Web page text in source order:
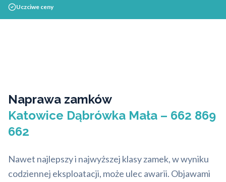
Uczciwe ceny
Naprawa zamków
Katowice Dąbrówka Mała – 662 869
662
Nawet najlepszy i najwyższej klasy zamek, w wyniku
codziennej eksploatacji, może ulec awarii. Objawami